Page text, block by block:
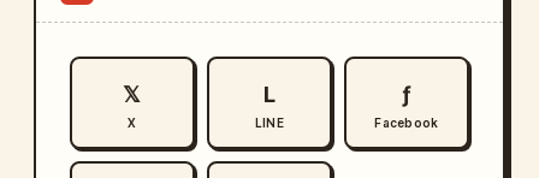
𝕏
X
L
LINE
ƒ
Facebook